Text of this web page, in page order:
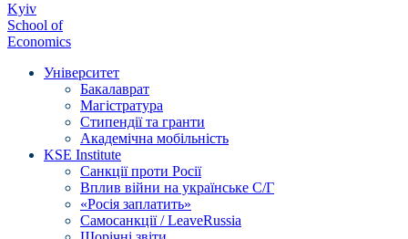
Kyiv
School of
Economics
Університет
Бакалаврат
Магістратура
Стипендії та гранти
Академічна мобільність
KSE Institute
Санкції проти Росії
Вплив війни на українське С/Г
«Росія заплатить»
Самосанкції / LeaveRussia